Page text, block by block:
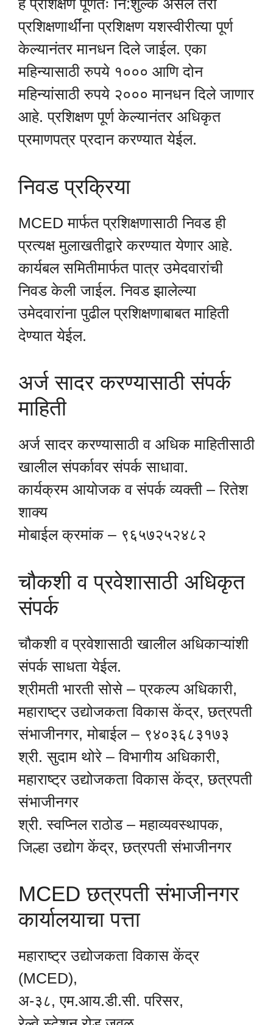
हे प्रशिक्षण पूर्णतः नि:शुल्क असले तरी
प्रशिक्षणार्थींना प्रशिक्षण यशस्वीरीत्या पूर्ण
केल्यानंतर मानधन दिले जाईल. एका
महिन्यासाठी रुपये १००० आणि दोन
महिन्यांसाठी रुपये २००० मानधन दिले जाणार
आहे. प्रशिक्षण पूर्ण केल्यानंतर अधिकृत
प्रमाणपत्र प्रदान करण्यात येईल.
निवड प्रक्रिया
MCED मार्फत प्रशिक्षणासाठी निवड ही
प्रत्यक्ष मुलाखतीद्वारे करण्यात येणार आहे.
कार्यबल समितीमार्फत पात्र उमेदवारांची
निवड केली जाईल. निवड झालेल्या
उमेदवारांना पुढील प्रशिक्षणाबाबत माहिती
देण्यात येईल.
अर्ज सादर करण्यासाठी संपर्क
माहिती
अर्ज सादर करण्यासाठी व अधिक माहितीसाठी
खालील संपर्कावर संपर्क साधावा.
कार्यक्रम आयोजक व संपर्क व्यक्ती – रितेश
शाक्य
मोबाईल क्रमांक – ९६५७२५२४८२
चौकशी व प्रवेशासाठी अधिकृत
संपर्क
चौकशी व प्रवेशासाठी खालील अधिकाऱ्यांशी
संपर्क साधता येईल.
श्रीमती भारती सोसे – प्रकल्प अधिकारी,
महाराष्ट्र उद्योजकता विकास केंद्र, छत्रपती
संभाजीनगर, मोबाईल – ९४०३६८३१७३
श्री. सुदाम थोरे – विभागीय अधिकारी,
महाराष्ट्र उद्योजकता विकास केंद्र, छत्रपती
संभाजीनगर
श्री. स्वप्निल राठोड – महाव्यवस्थापक,
जिल्हा उद्योग केंद्र, छत्रपती संभाजीनगर
MCED छत्रपती संभाजीनगर
कार्यालयाचा पत्ता
महाराष्ट्र उद्योजकता विकास केंद्र
(MCED),
अ-३८, एम.आय.डी.सी. परिसर,